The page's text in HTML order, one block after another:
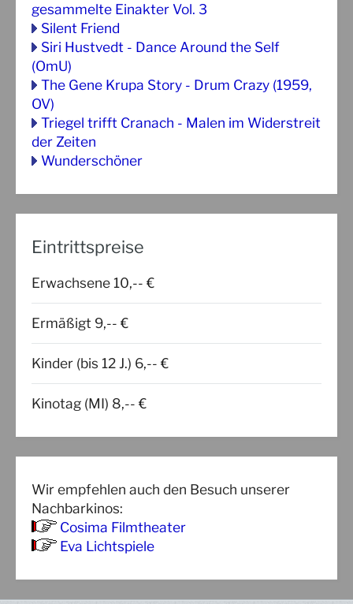
gesammelte Einakter Vol. 3
Silent Friend
Siri Hustvedt - Dance Around the Self
(OmU)
The Gene Krupa Story - Drum Crazy (1959,
OV)
Triegel trifft Cranach - Malen im Widerstreit
der Zeiten
Wunderschöner
Eintrittspreise
Erwachsene 10,-- €
Ermäßigt 9,-- €
Kinder (bis 12 J.) 6,-- €
Kinotag (MI) 8,-- €
Wir empfehlen auch den Besuch unserer
Nachbarkinos:
Cosima Filmtheater
Eva Lichtspiele